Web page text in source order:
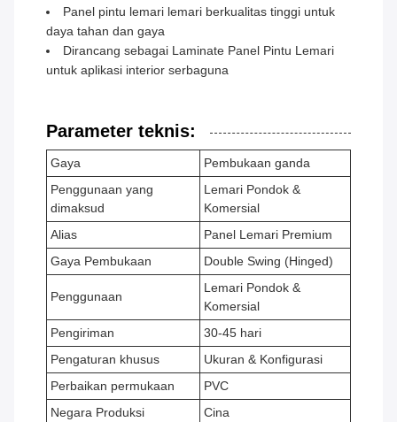
Panel pintu lemari lemari berkualitas tinggi untuk
daya tahan dan gaya
Dirancang sebagai Laminate Panel Pintu Lemari
untuk aplikasi interior serbaguna
Parameter teknis:
Gaya
Pembukaan ganda
Penggunaan yang
dimaksud
Lemari Pondok &
Komersial
Alias
Panel Lemari Premium
Gaya Pembukaan
Double Swing (Hinged)
Penggunaan
Lemari Pondok &
Komersial
Pengiriman
30-45 hari
Pengaturan khusus
Ukuran & Konfigurasi
Perbaikan permukaan
PVC
Negara Produksi
Cina